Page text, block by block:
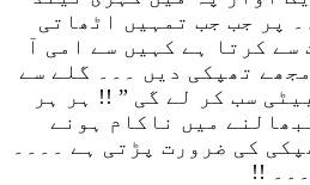
پر جب جب تمہیں اٹھاتی
سے کرتا ہے کہیں سے امی آ
تھپکی دیں ۔۔۔ گلے سے
سب کر لے گی ” !! ہر ہر
میں ناکام ہونے
کی ضرورت پڑتی ہے ۔۔۔۔
!!